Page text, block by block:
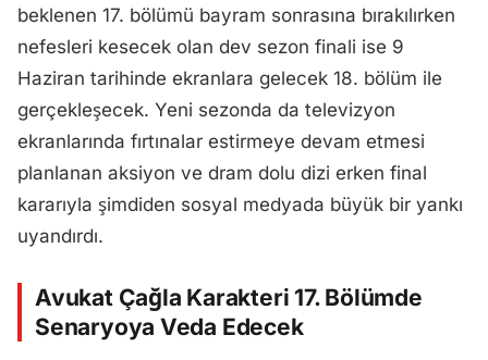
beklenen 17. bölümü bayram sonrasına bırakılırken
nefesleri kesecek olan dev sezon finali ise 9
Haziran tarihinde ekranlara gelecek 18. bölüm ile
gerçekleşecek. Yeni sezonda da televizyon
ekranlarında fırtınalar estirmeye devam etmesi
planlanan aksiyon ve dram dolu dizi erken final
kararıyla şimdiden sosyal medyada büyük bir yankı
uyandırdı.
Avukat Çağla Karakteri 17. Bölümde
Senaryoya Veda Edecek